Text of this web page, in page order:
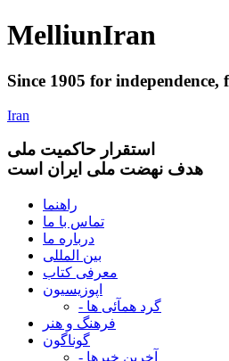
MelliunIran
Since 1905 for independence,
Iran
استقرار حاکميت ملی
هدف نهضت ملی ایران است
راهنما
تماس با ما
درباره ما
بین المللی
معرفی کتاب
اپوزیسیون
- گرد همآئی ها
فرهنگ و هنر
گوناگون
- آخرین خبرها